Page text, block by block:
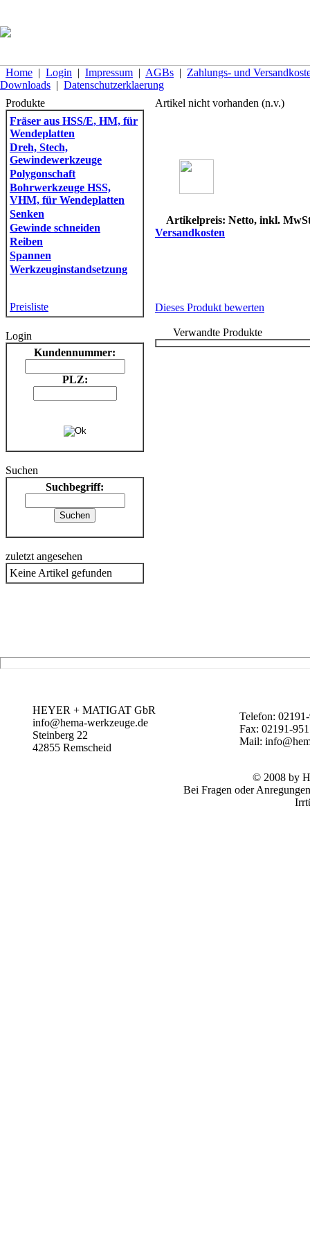
Home | Login | Impressum | AGBs | Zahlungs- und
Downloads | Datenschutzerklaerung
Produkte
Fräser aus HSS/E, HM, für
Wendeplatten
Dreh, Stech,
Gewindewerkzeuge
Polygonschaft
Bohrwerkzeuge HSS,
VHM, für Wendeplatten
Senken
Gewinde schneiden
Reiben
Spannen
Werkzeuginstandsetzung
Preisliste
Login
Kundennummer:
PLZ:
Suchen
Suchbegriff:
zuletzt angesehen
Keine Artikel gefunden
Artikel nicht vorhanden (n.v.)
Artikelpreis: Netto, inkl.
Versandkosten
Dieses Produkt bewerten
Verwandte Produkte
HEYER + MATIGAT GbR
info@hema-werkzeuge.de
Steinberg 22
42855 Remscheid
Telefon:
Fax: 02191-
Mail:
© 2008 by
Bei Fragen oder